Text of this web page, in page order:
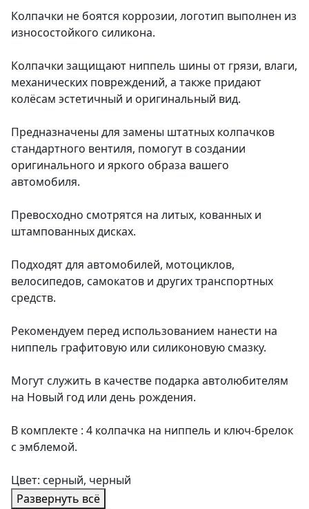
Колпачки не боятся коррозии, логотип выполнен из
износостойкого силикона.
Колпачки защищают ниппель шины от грязи, влаги,
механических повреждений, а также придают
колёсам эстетичный и оригинальный вид.
Предназначены для замены штатных колпачков
стандартного вентиля, помогут в создании
оригинального и яркого образа вашего
автомобиля.
Превосходно смотрятся на литых, кованных и
штампованных дисках.
Подходят для автомобилей, мотоциклов,
велосипедов, самокатов и других транспортных
средств.
Рекомендуем перед использованием нанести на
ниппель графитовую или силиконовую смазку.
Могут служить в качестве подарка автолюбителям
на Новый год или день рождения.
В комплекте : 4 колпачка на ниппель и ключ-брелок
с эмблемой.
Цвет: серный, черный
Развернуть всё